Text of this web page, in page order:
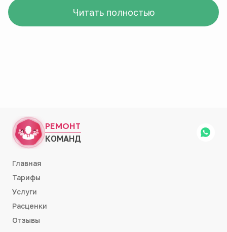
Читать полностью
РЕМОНТ
КОМАНД
Главная
Тарифы
Услуги
Расценки
Отзывы